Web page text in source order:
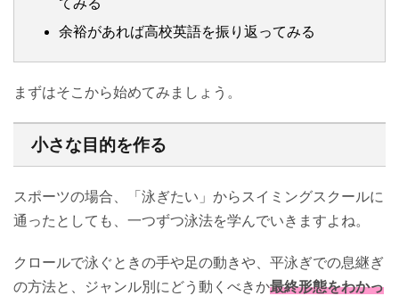
てみる
余裕があれば高校英語を振り返ってみる
まずはそこから始めてみましょう。
小さな目的を作る
スポーツの場合、「泳ぎたい」からスイミングスクールに
通ったとしても、一つずつ泳法を学んでいきますよね。
クロールで泳ぐときの手や足の動きや、平泳ぎでの息継ぎ
の方法と、ジャンル別にどう動くべきか最終形態をわかっ